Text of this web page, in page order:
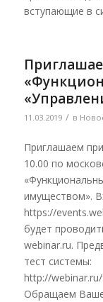
вступающие в
11.03.2019 / в
Приглашаем
10.00 по
имуществом».
https://
будет
webinar.ru.
тест системы:
http://
Обращаем Ваше